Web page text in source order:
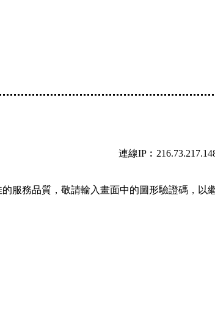
連線
服務品質，敬請輸入畫面中的圖形驗證碼，以